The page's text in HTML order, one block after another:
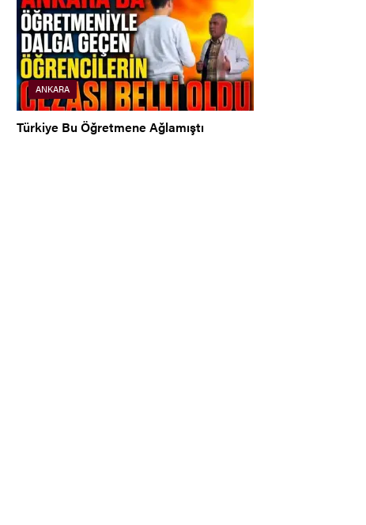
ANKARA
Türkiye Bu Öğretmene Ağlamıştı